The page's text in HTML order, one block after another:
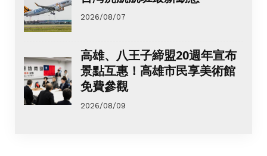
2026/08/07
高雄、八王子締盟20週年宣布
景點互惠！高雄市民享美術館
免費參觀
2026/08/09